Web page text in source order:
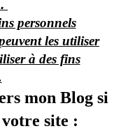
personnels
les utiliser
à des fins
mon Blog si
site :